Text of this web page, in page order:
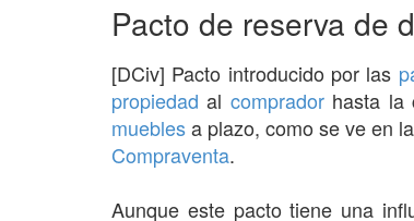
Pacto de reserva de
[DCiv] Pacto introducido por las
propiedad al compradorhasta la
mueblesa plazo, como se ve en
Compraventa.
Aunque este pacto tiene una